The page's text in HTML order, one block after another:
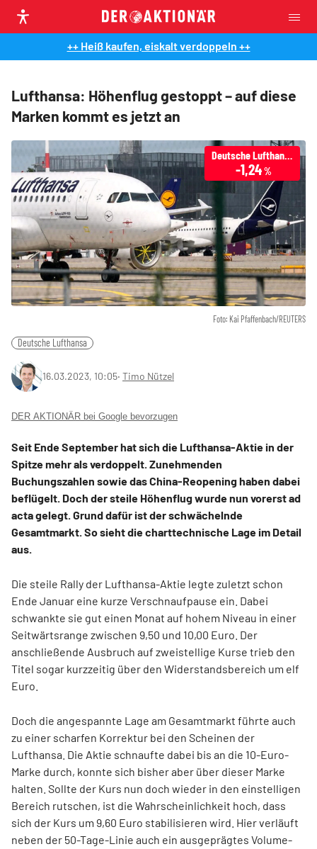
++ Heiß kaufen, eiskalt verdoppeln ++
Lufthansa: Höhenflug gestoppt – auf diese
Marken kommt es jetzt an
Foto: Kai Pfaffenbach/REUTERS
Deutsche Lufthansa
-1,24%
Deutsche Lufthansa
16.03.2023, 10:05‧ Timo Nützel
DER AKTIONÄR bei Google bevorzugen
Seit Ende September hat sich die Lufthansa-Aktie in der
Spitze mehr als verdoppelt. Zunehmenden
Buchungszahlen sowie das China-Reopening haben dabei
beflügelt. Doch der steile Höhenflug wurde nun vorerst ad
acta gelegt. Grund dafür ist der schwächelnde
Gesamtmarkt. So sieht die charttechnische Lage im Detail
aus.
Die steile Rally der Lufthansa-Aktie legte zuletzt schon
Ende Januar eine kurze Verschnaufpause ein. Dabei
schwankte sie gut einen Monat auf hohem Niveau in einer
Seitwärtsrange zwischen 9,50 und 10,00 Euro. Der
anschließende Ausbruch auf zweistellige Kurse trieb den
Titel sogar kurzzeitig über den Widerstandsbereich um elf
Euro.
Doch die angespannte Lage am Gesamtmarkt führte auch
zu einer scharfen Korrektur bei den Scheinen der
Lufthansa. Die Aktie schnaufte dabei bis an die 10-Euro-
Marke durch, konnte sich bisher aber über dieser Marke
halten. Sollte der Kurs nun doch wieder in den einstelligen
Bereich rutschen, ist die Wahrscheinlichkeit hoch, dass
sich der Kurs um 9,60 Euro stabilisieren wird. Hier verläuft
neben der 50-Tage-Linie auch ein ausgeprägtes Volume-